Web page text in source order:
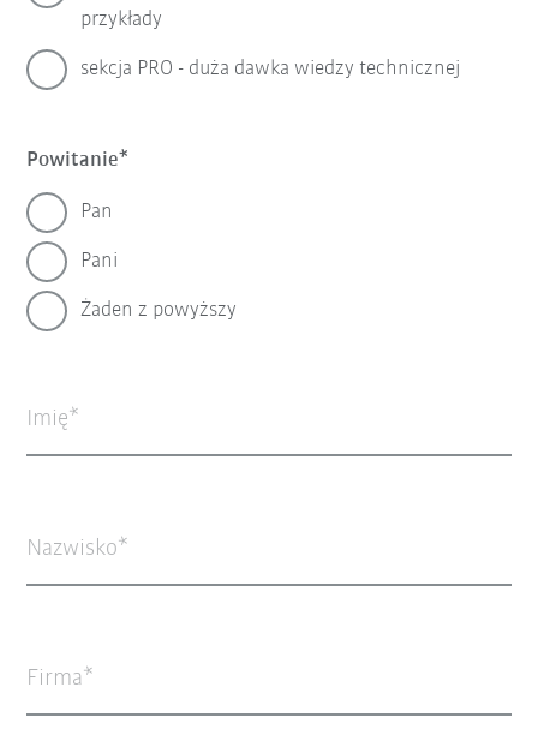
przykłady
sekcja PRO - duża dawka wiedzy technicznej
Powitanie
Pan
Pani
Żaden z powyższy
Imię
Nazwisko
Firma